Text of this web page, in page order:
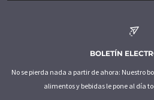
BOLETÍN
No se pierda nada a partir de ahora: Nuestro
alimentos y bebidas le pone al día